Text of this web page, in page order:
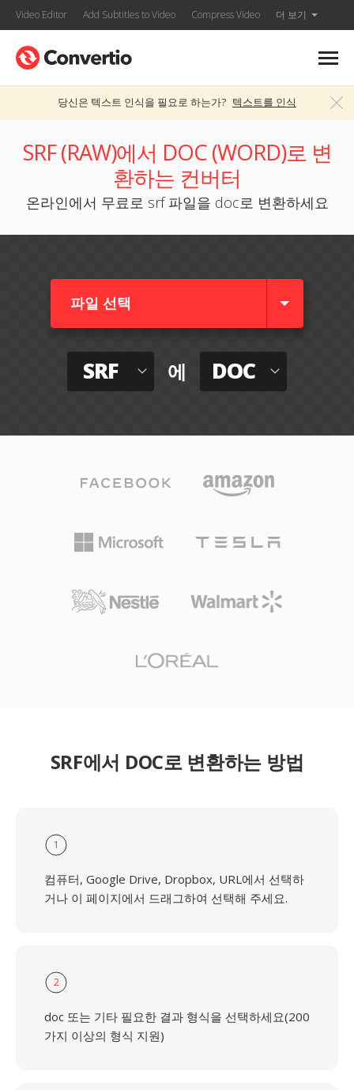
Video Editor Add Subtitles to Video Compress Video 더 보기
당신은 텍스트 인식을 필요로 하는가? 텍스트를 인식
SRF (RAW)에서 DOC (WORD)로 변
환하는 컨버터
온라인에서 무료로 srf 파일을 doc로 변환하세요
파일 선택
SRF 에 DOC
SRF에서 DOC로 변환하는 방법
1
컴퓨터, Google Drive, Dropbox, URL에서 선택하
거나 이 페이지에서 드래그하여 선택해 주세요.
2
doc 또는 기타 필요한 결과 형식을 선택하세요(200
가지 이상의 형식 지원)